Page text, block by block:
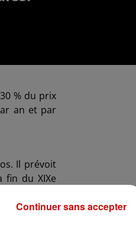
% du prix
an et par
Il prévoit
fin du XIXe
et à
Continuer sans accepter